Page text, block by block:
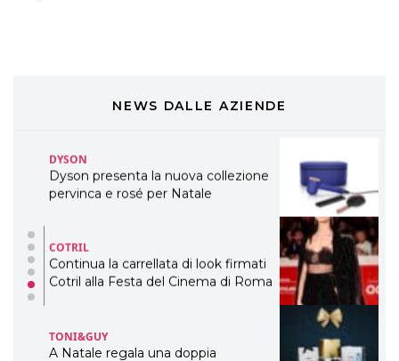
NEWS DALLE AZIENDE
WELLNESS CONGRESS 2022: I
DYSON
Dyson presenta la nuova collezione
pervinca e rosé per Natale
COTRIL
Continua la carrellata di look firmati
Cotril alla Festa del Cinema di Roma
TONI&GUY
A Natale regala una doppia